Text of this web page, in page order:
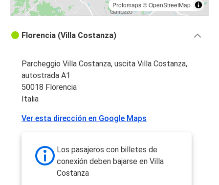
Protomaps©OpenStreetMap
Florencia (Villa Costanza)
Parcheggio Villa Costanza, uscita Villa Costanza,
autostrada A1
50018 Florencia
Italia
Ver esta dirección en Google Maps
Los pasajeros con billetes de
conexión deben bajarse en Villa
Costanza